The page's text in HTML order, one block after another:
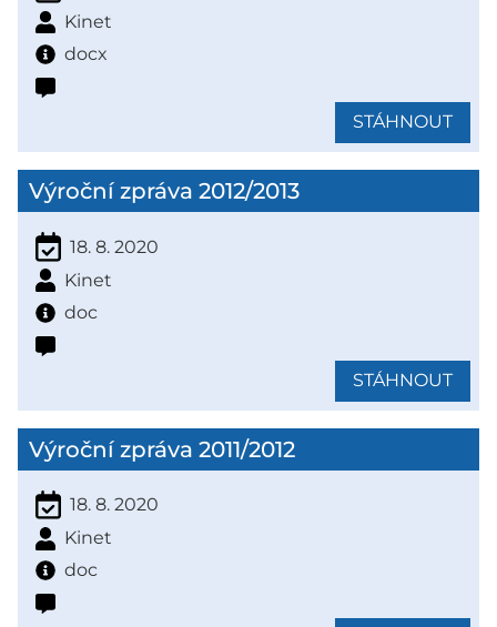
Kinet
docx
STÁHNOUT
Výroční zpráva 2012/2013
18. 8. 2020
Kinet
doc
STÁHNOUT
Výroční zpráva 2011/2012
18. 8. 2020
Kinet
doc